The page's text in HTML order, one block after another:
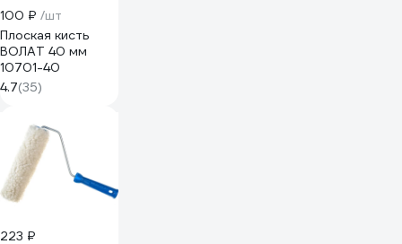
100 ₽ /шт
Плоская кисть
ВОЛАТ 40 мм
10701-40
4.7(35)
223 ₽